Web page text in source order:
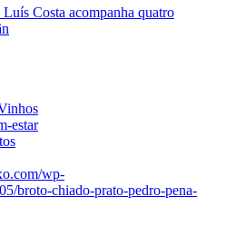
Costa acompanha quatro
estar
wp-
broto-chiado-prato-pedro-pena-